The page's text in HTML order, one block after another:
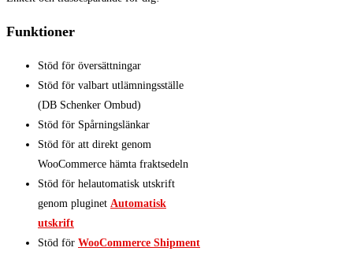
Funktioner
Stöd för översättningar
Stöd för valbart utlämningsställe
(DB Schenker Ombud)
Stöd för Spårningslänkar
Stöd för att direkt genom
WooCommerce hämta fraktsedeln
Stöd för helautomatisk utskrift
genom pluginet Automatisk
utskrift
Stöd för WooCommerce Shipment